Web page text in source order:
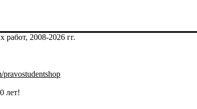
2008-2026 гг.
pravostudentshop
лет!